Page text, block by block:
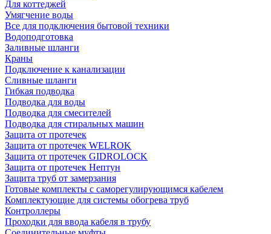
Для коттеджей
Умягчение воды
Все для подключения бытовой техники
Водоподготовка
Заливные шланги
Краны
Подключение к канализации
Сливные шланги
Гибкая подводка
Подводка для воды
Подводка для смесителей
Подводка для стиральных машин
Защита от протечек
Защита от протечек WELROK
Защита от протечек GIDROLOCK
Защита от протечек Нептун
Защита труб от замерзания
Готовые комплекты с саморегулирующимся кабелем
Комплектующие для системы обогрева труб
Контроллеры
Проходки для ввода кабеля в трубу